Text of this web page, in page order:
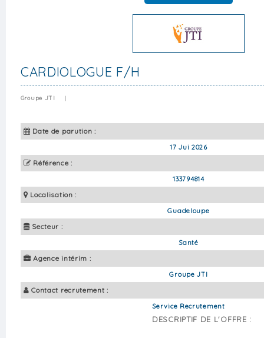
CARDIOLOGUE F/H
Groupe JTI |
Date de parution :
17 Jui 2026
Référence :
133794814
Localisation :
Guadeloupe
Secteur :
Santé
Agence intérim :
Groupe JTI
Contact recrutement :
Service Recrutement
DESCRIPTIF DE L'OFFRE :